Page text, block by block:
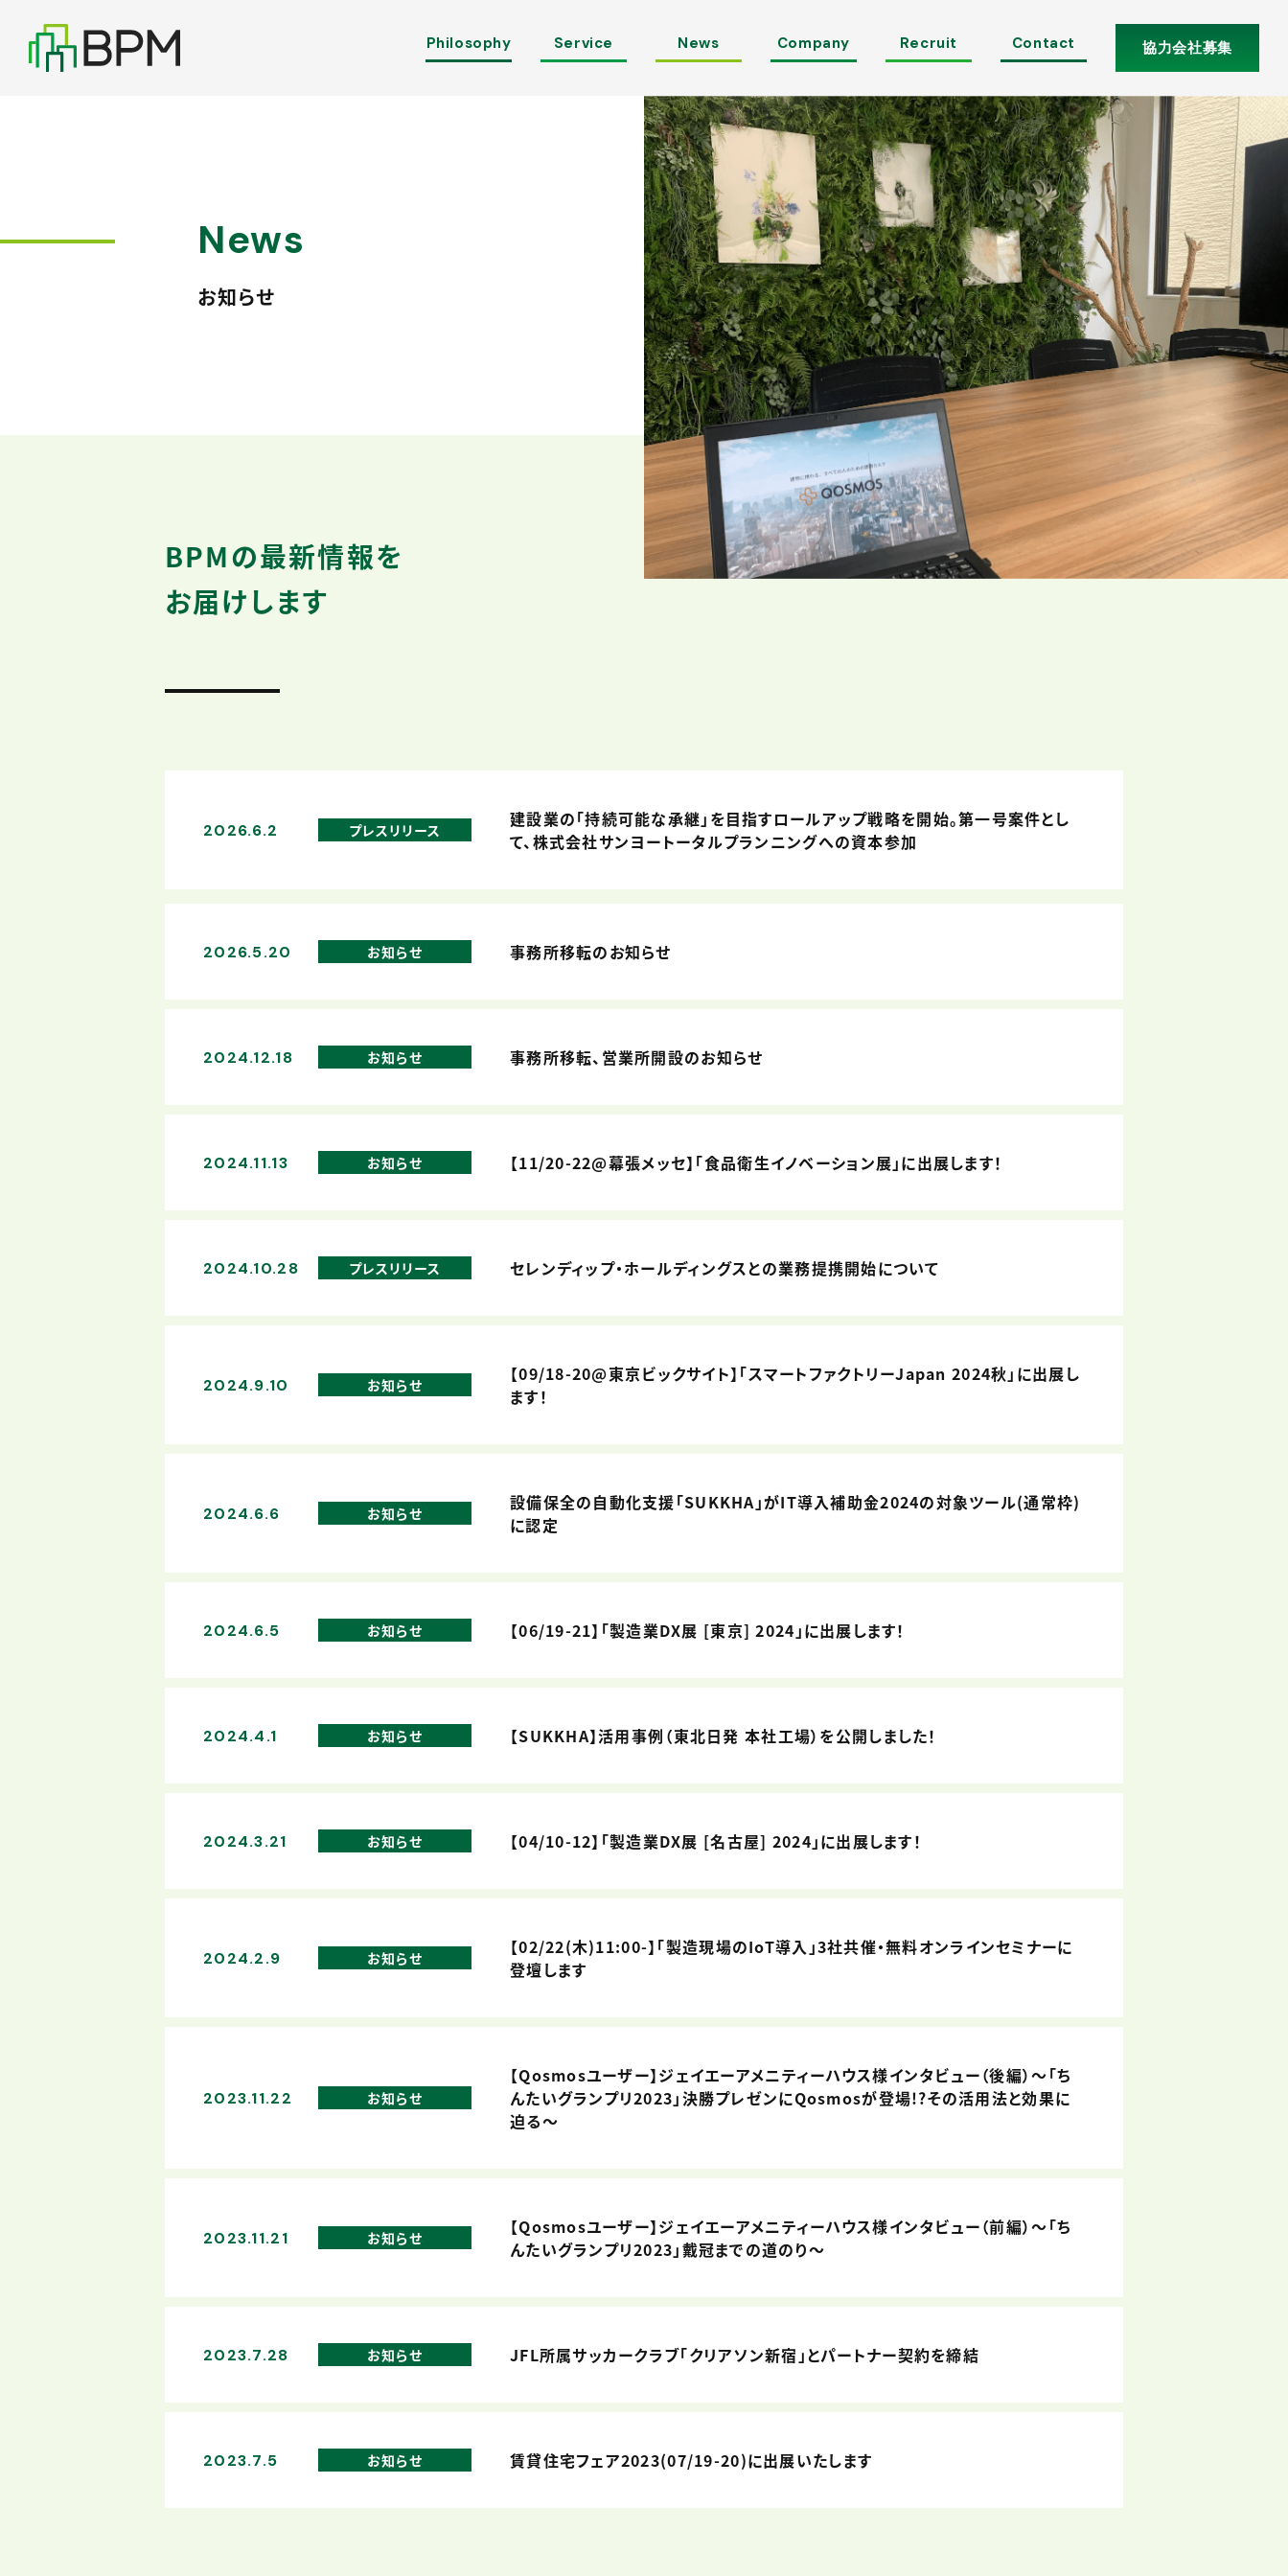
Philosophy Service News Company Recruit Contact 協力会社募集
News
お知らせ
BPMの最新情報を
お届けします
2026.6.2 プレスリリース
建設業の「持続可能な承継」を目指すロールアップ戦略を開始。第一号案件とし
て、株式会社サンヨートータルプランニングへの資本参加
2026.5.20 お知らせ 事務所移転のお知らせ
2024.12.18 お知らせ 事務所移転、営業所開設のお知らせ
2024.11.13 お知らせ 【11/20-22@幕張メッセ】「食品衛生イノベーション展」に出展します！
2024.10.28 プレスリリース セレンディップ・ホールディングスとの業務提携開始について
2024.9.10 お知らせ
【09/18-20@東京ビックサイト】「スマートファクトリーJapan 2024秋」に出展し
ます！
2024.6.6 お知らせ
設備保全の自動化支援「SUKKHA」がIT導入補助金2024の対象ツール(通常枠)
に認定
2024.6.5 お知らせ 【06/19-21】「製造業DX展 [東京] 2024」に出展します！
2024.4.1 お知らせ 【SUKKHA】活用事例（東北日発 本社工場）を公開しました！
2024.3.21 お知らせ 【04/10-12】「製造業DX展 [名古屋] 2024」に出展します！
2024.2.9 お知らせ
【02/22(木)11:00-】「製造現場のIoT導入」3社共催・無料オンラインセミナーに
登壇します
2023.11.22 お知らせ
【Qosmosユーザー】ジェイエーアメニティーハウス様インタビュー（後編）～「ち
んたいグランプリ2023」決勝プレゼンにQosmosが登場!?その活用法と効果に
迫る～
2023.11.21 お知らせ
【Qosmosユーザー】ジェイエーアメニティーハウス様インタビュー（前編）～「ち
んたいグランプリ2023」戴冠までの道のり～
2023.7.28 お知らせ JFL所属サッカークラブ「クリアソン新宿」とパートナー契約を締結
2023.7.5 お知らせ 賃貸住宅フェア2023(07/19-20)に出展いたします